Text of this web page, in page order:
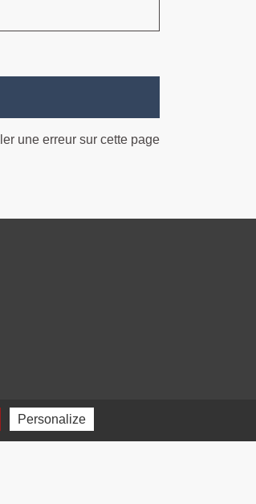
une erreur sur cette page
Personalize